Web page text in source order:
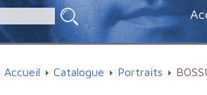
Accueil Catalogue Portraits